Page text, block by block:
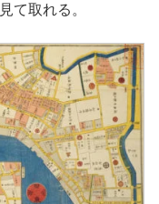
て取れる。